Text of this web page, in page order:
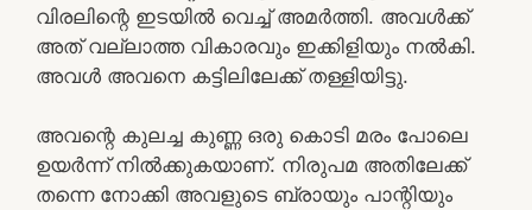
വിരലിന്റെ ഇടയിൽ വെച്ച് അമർത്തി. അവൾക്ക്
അത് വല്ലാത്ത വികാരവും ഇക്കിളിയും നൽകി.
അവൾ അവനെ കട്ടിലിലേക്ക് തള്ളിയിട്ടു.
അവന്റെ കുലച്ച കുണ്ണ ഒരു കൊടി മരം പോലെ
ഉയർന്ന് നിൽക്കുകയാണ്. നിരുപമ അതിലേക്ക്
തന്നെ നോക്കി അവളുടെ ബ്രായും പാന്റിയും